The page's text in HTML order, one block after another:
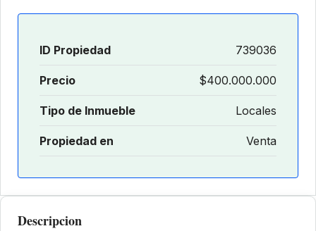
ID Propiedad 739036
Precio $400.000.000
Tipo de Inmueble Locales
Propiedad en Venta
Descripcion